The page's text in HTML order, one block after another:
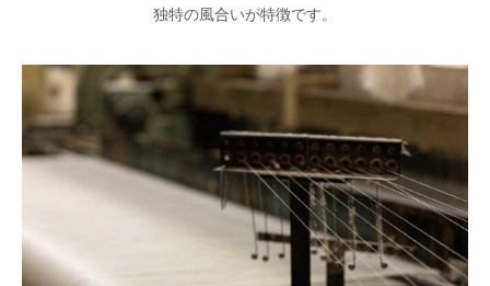
独特の風合いが特徴です。